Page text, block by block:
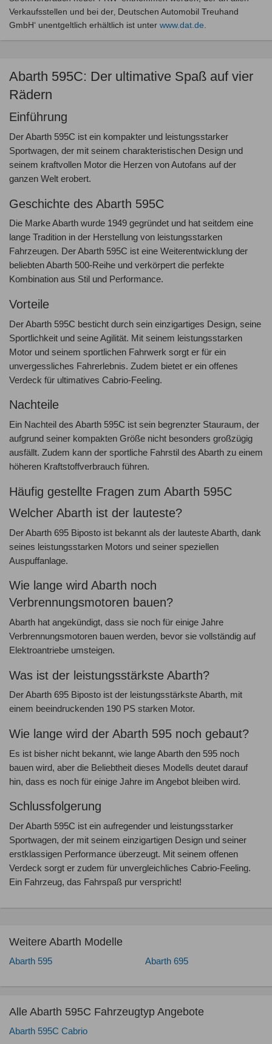
Weitere Abarth Modelle
Abarth 595 Abarth 695
Alle Abarth 595C Fahrzeugtyp Angebote
Abarth 595C Cabrio
Verkaufsstellen und bei der‚ Deutschen Automobil Treuhand
GmbH‘ unentgeltlich erhältlich ist unter www.dat.de
Abarth 595C: Der ultimative Spaß auf vier
Rädern
Einführung
Der Abarth 595C ist ein kompakter und leistungsstarker
Sportwagen, der mit seinem charakteristischen Design und
seinem kraftvollen Motor die Herzen von Autofans auf der
ganzen Welt erobert.
Geschichte des Abarth 595C
Die Marke Abarth wurde 1949 gegründet und hat seitdem eine
lange Tradition in der Herstellung von leistungsstarken
Fahrzeugen. Der Abarth 595C ist eine Weiterentwicklung der
beliebten Abarth 500-Reihe und verkörpert die perfekte
Kombination aus Stil und Performance.
Vorteile
Der Abarth 595C besticht durch sein einzigartiges Design, seine
Sportlichkeit und seine Agilität. Mit seinem leistungsstarken
Motor und seinem sportlichen Fahrwerk sorgt er für ein
unvergessliches Fahrerlebnis. Zudem bietet er ein offenes
Verdeck für ultimatives Cabrio-Feeling.
Nachteile
Ein Nachteil des Abarth 595C ist sein begrenzter Stauraum, der
aufgrund seiner kompakten Größe nicht besonders großzügig
ausfällt. Zudem kann der sportliche Fahrstil des Abarth zu einem
höheren Kraftstoffverbrauch führen.
Häufig gestellte Fragen zum Abarth 595C
Welcher Abarth ist der lauteste?
Der Abarth 695 Biposto ist bekannt als der lauteste Abarth, dank
seines leistungsstarken Motors und seiner speziellen
Auspuffanlage.
Wie lange wird Abarth noch
Verbrennungsmotoren bauen?
Abarth hat angekündigt, dass sie noch für einige Jahre
Verbrennungsmotoren bauen werden, bevor sie vollständig auf
Elektroantriebe umsteigen.
Was ist der leistungsstärkste Abarth?
Der Abarth 695 Biposto ist der leistungsstärkste Abarth, mit
einem beeindruckenden 190 PS starken Motor.
Wie lange wird der Abarth 595 noch gebaut?
Es ist bisher nicht bekannt, wie lange Abarth den 595 noch
bauen wird, aber die Beliebtheit dieses Modells deutet darauf
hin, dass es noch für einige Jahre im Angebot bleiben wird.
Schlussfolgerung
Der Abarth 595C ist ein aufregender und leistungsstarker
Sportwagen, der mit seinem einzigartigen Design und seiner
erstklassigen Performance überzeugt. Mit seinem offenen
Verdeck sorgt er zudem für unvergleichliches Cabrio-Feeling.
Ein Fahrzeug, das Fahrspaß pur verspricht!